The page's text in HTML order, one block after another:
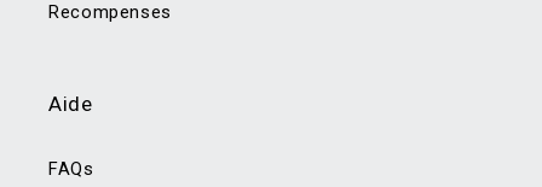
Recompenses
Aide
FAQs